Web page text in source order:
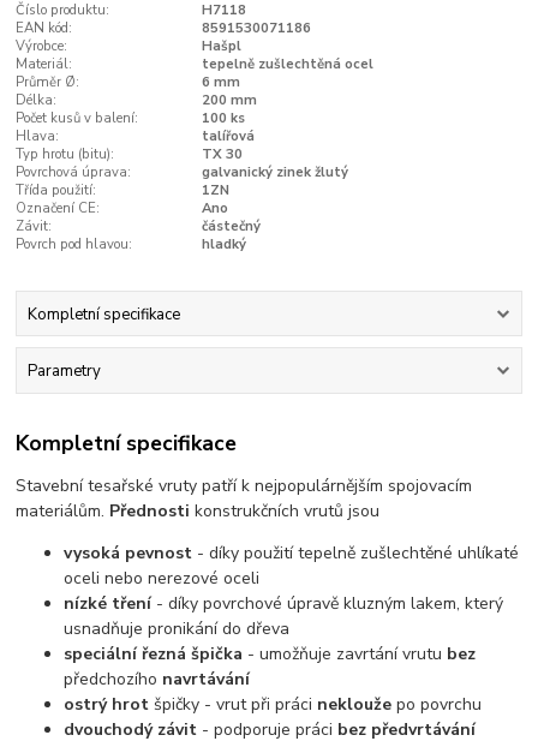
Číslo produktu:
H7118
EAN kód:
8591530071186
Výrobce:
Hašpl
Materiál:
tepelně zušlechtěná ocel
Průměr Ø:
6 mm
Délka:
200 mm
Počet kusů v balení:
100 ks
Hlava:
talířová
Typ hrotu (bitu):
TX 30
Povrchová úprava:
galvanický zinek žlutý
Třída použití:
1ZN
Označení CE:
Ano
Závit:
částečný
Povrch pod hlavou:
hladký
Kompletní specifikace
Parametry
Kompletní specifikace
Stavební tesařské vruty patří k nejpopulárnějším spojovacím
materiálům. Přednosti konstrukčních vrutů jsou
vysoká pevnost - díky použití tepelně zušlechtěné uhlíkaté
oceli nebo nerezové oceli
nízké tření- díky povrchové úpravě kluzným lakem, který
usnadňuje pronikání do dřeva
speciální řezná špička - umožňuje zavrtání vrutu bez
předchozího navrtávání
ostrý hrot špičky - vrut při práci nekloužepo povrchu
dvouchodý závit - podporuje práci bez předvrtávání